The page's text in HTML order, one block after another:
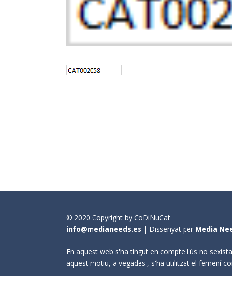
© 2020 Copyright by CoDiNuCat
info@medianeeds.es | Dissenyat per Media
En aquest web s'ha tingut en compte l'ús no
aquest motiu, a vegades , s'ha utilitzat el femení